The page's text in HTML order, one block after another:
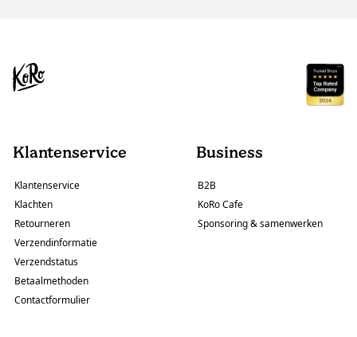
Klantenservice
Klantenservice
Klachten
Retourneren
Verzendinformatie
Verzendstatus
Betaalmethoden
Contactformulier
Business
B2B
KoRo Cafe
Sponsoring & samenwerken